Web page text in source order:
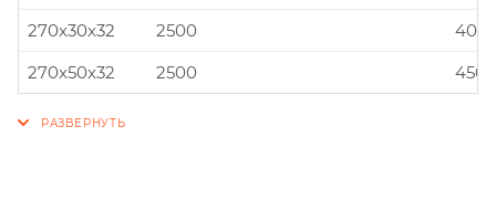
270x30x32
2500
270x50x32
2500